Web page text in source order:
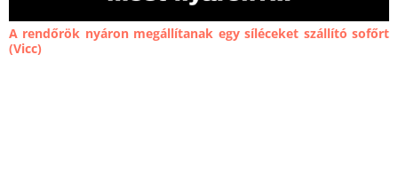
A rendőrök nyáron megállítanak egy síléceket szállító sofőrt
(Vicc)